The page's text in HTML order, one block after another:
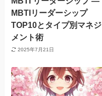
MBTIリーダーシップ
TOP10とタイプ別マネジ
メント術
2025年7月21日